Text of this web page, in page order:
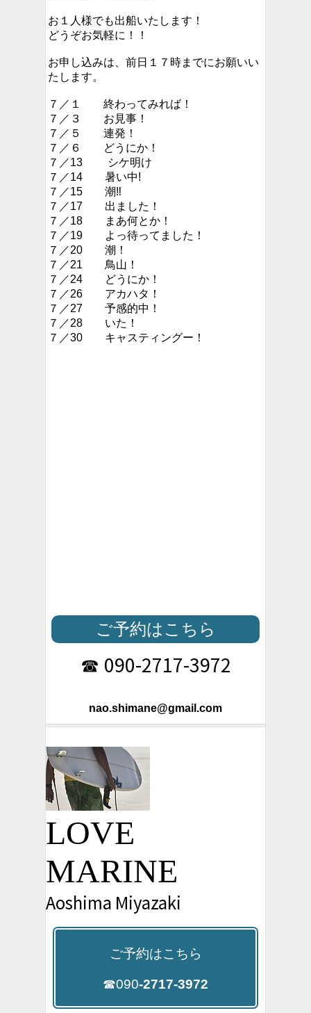
お１人様でも出船いたします！
どうぞお気軽に！！
お申し込みは、前日１７時までにお願いい
たします。
７／１ 終わってみれば！
７／３ お見事！
７／５ 連発！
７／６ どうにか！
７／13 シケ明け
７／14 暑い中!
７／15 潮‼︎
７／17 出ました！
７／18 まあ何とか！
７／19 よっ待ってました！
７／20 潮！
７／21 鳥山！
７／24 どうにか！
７／26 アカハタ！
７／27 予感的中！
７／28 いた！
７／30 キャスティングー！
ご予約はこちら
☎ 090-2717-3972
nao.shimane@gmail.com
LOVE
MARINE
Aoshima Miyazaki
ご予約はこちら
☎090-2717-3972